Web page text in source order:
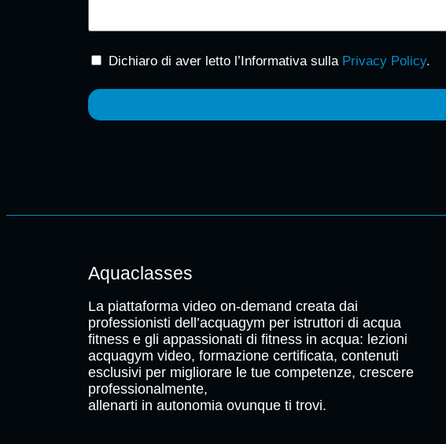
Dichiaro di aver letto l’Informativa sulla Privacy Policy.
Aquaclasses
La piattaforma video on-demand creata dai
professionisti dell’acquagym per istruttori di acqua
fitness e gli appassionati di fitness in acqua: lezioni
acquagym video, formazione certificata, contenuti
esclusivi per migliorare le tue competenze, crescere
professionalmente,
allenarti in autonomia ovunque ti trovi.